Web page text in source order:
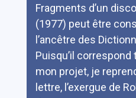
Fragments d’un
(1977) peut être
l’ancêtre des
Puisqu’il
mon projet, je
lettre, l’exergue de